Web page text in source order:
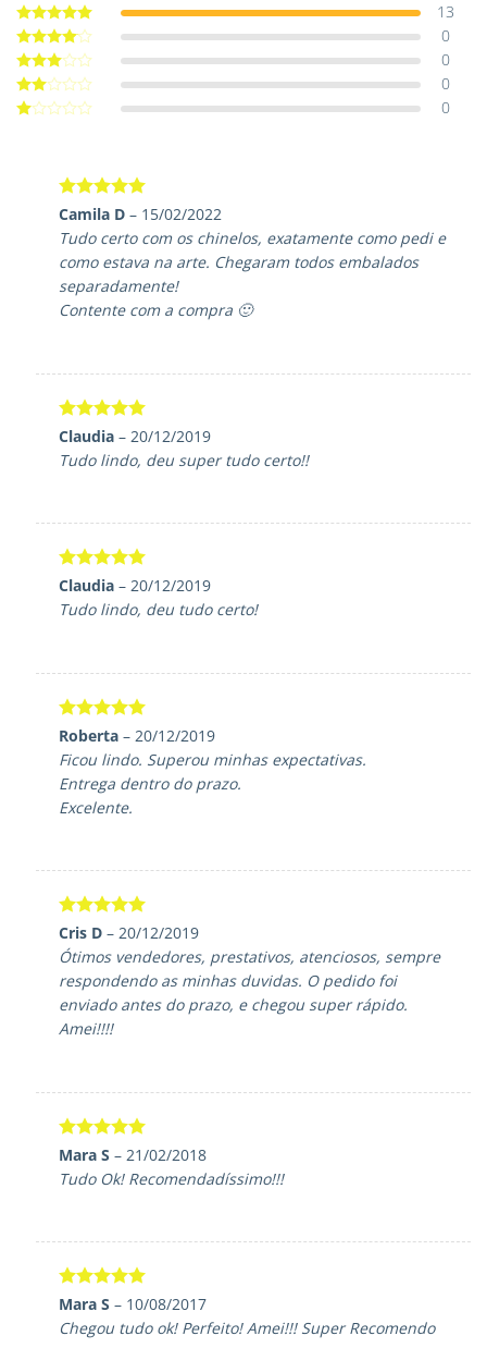
Avaliação5
de 5
13
Avaliação
4de 5
0
Avaliação
3de 5
0
Avaliação
0
0
Avaliação
5
de 5
Camila D– 15/02/2022
Tudo certo com os chinelos, exatamente como pedi e
como estava na arte. Chegaram todos embalados
separadamente!
Contente com a compra 🙂
Avaliação5
de 5
Claudia– 20/12/2019
Tudo lindo, deu super tudo certo!!
Avaliação5
de 5
Claudia– 20/12/2019
Tudo lindo, deu tudo certo!
Avaliação5
de 5
Roberta– 20/12/2019
Ficou lindo. Superou minhas expectativas.
Entrega dentro do prazo.
Excelente.
Avaliação5
de 5
Cris D– 20/12/2019
Ótimos vendedores, prestativos, atenciosos, sempre
respondendo as minhas duvidas. O pedido foi
enviado antes do prazo, e chegou super rápido.
Amei!!!!
Avaliação5
de 5
Mara S– 21/02/2018
Tudo Ok! Recomendadíssimo!!!
Avaliação5
de 5
Mara S– 10/08/2017
Chegou tudo ok! Perfeito! Amei!!! Super Recomendo